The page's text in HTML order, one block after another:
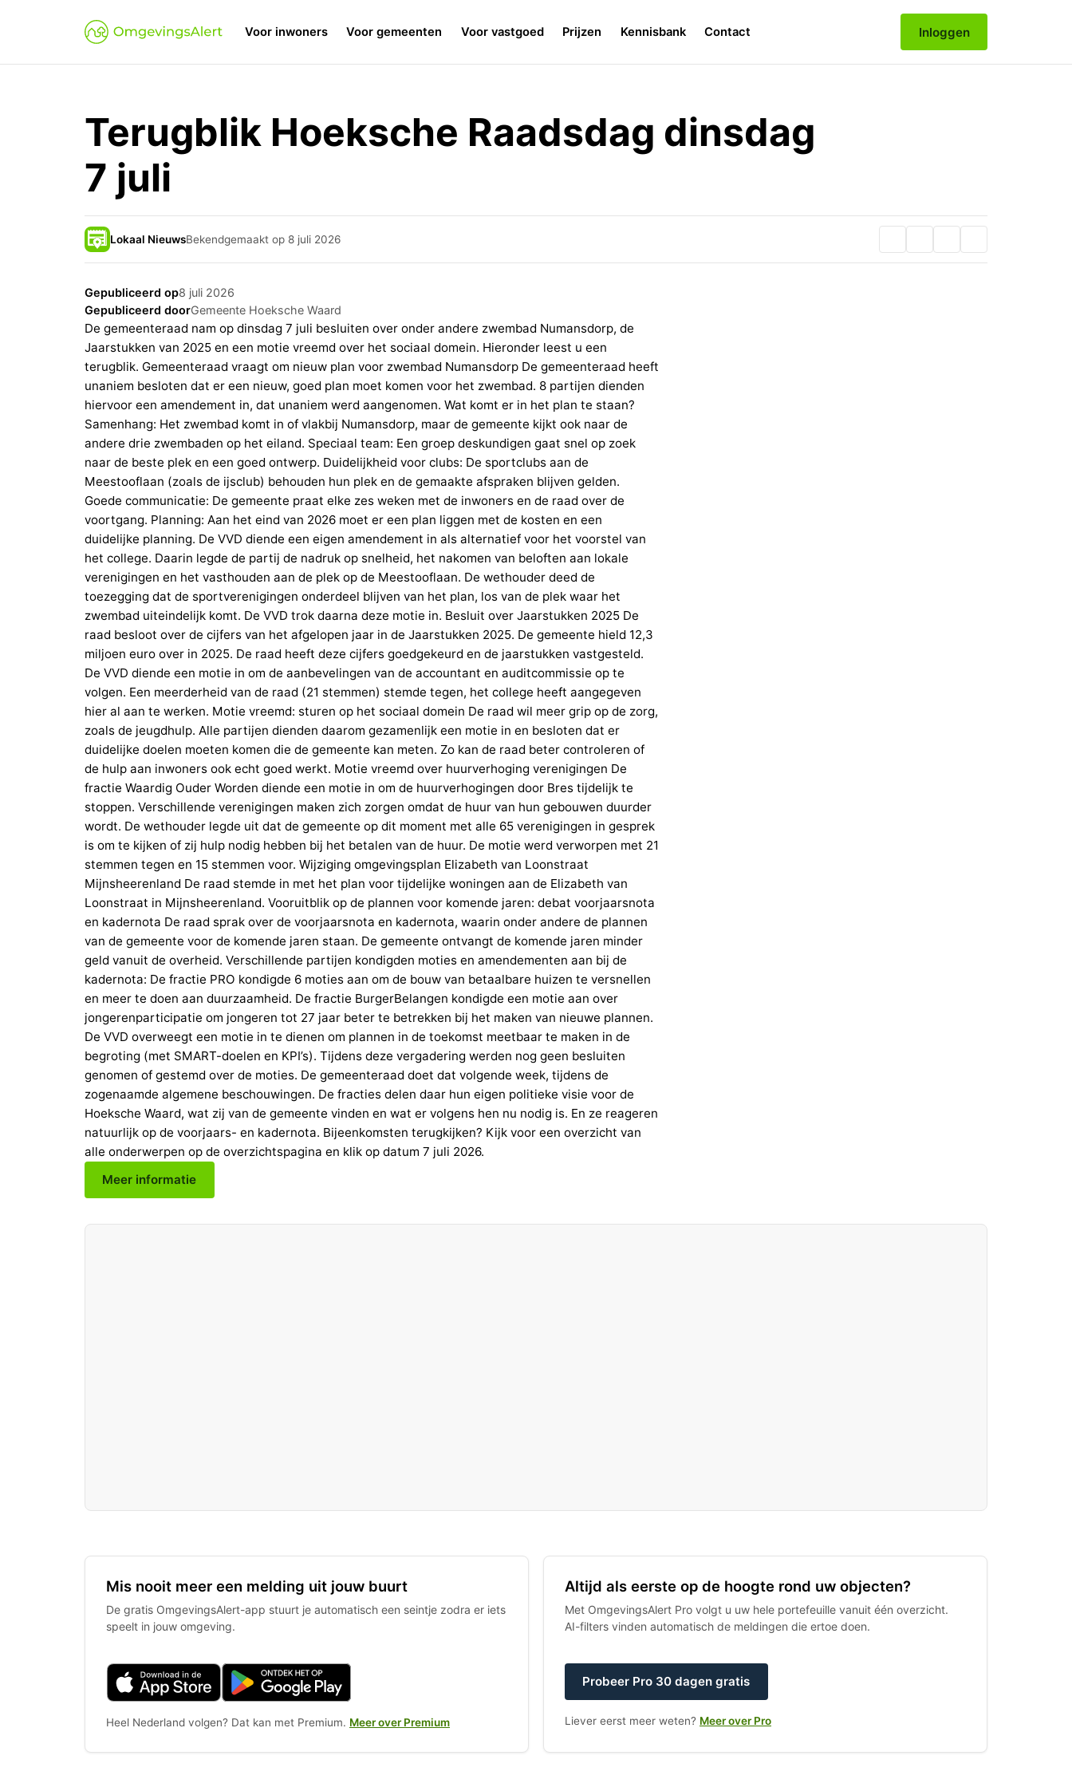
Voor inwoners Voor gemeenten Voor vastgoed Prijzen Kennisbank Contact Inloggen
Terugblik Hoeksche Raadsdag dinsdag
7 juli
Lokaal NieuwsBekendgemaakt op 8 juli 2026
Gepubliceerd op8 juli 2026
Gepubliceerd doorGemeente Hoeksche Waard
De gemeenteraad nam op dinsdag 7 juli besluiten over onder andere zwembad Numansdorp, de
Jaarstukken van 2025 en een motie vreemd over het sociaal domein. Hieronder leest u een
terugblik. Gemeenteraad vraagt om nieuw plan voor zwembad Numansdorp De gemeenteraad heeft
unaniem besloten dat er een nieuw, goed plan moet komen voor het zwembad. 8 partijen dienden
hiervoor een amendement in, dat unaniem werd aangenomen. Wat komt er in het plan te staan?
Samenhang: Het zwembad komt in of vlakbij Numansdorp, maar de gemeente kijkt ook naar de
andere drie zwembaden op het eiland. Speciaal team: Een groep deskundigen gaat snel op zoek
naar de beste plek en een goed ontwerp. Duidelijkheid voor clubs: De sportclubs aan de
Meestooflaan (zoals de ijsclub) behouden hun plek en de gemaakte afspraken blijven gelden.
Goede communicatie: De gemeente praat elke zes weken met de inwoners en de raad over de
voortgang. Planning: Aan het eind van 2026 moet er een plan liggen met de kosten en een
duidelijke planning. De VVD diende een eigen amendement in als alternatief voor het voorstel van
het college. Daarin legde de partij de nadruk op snelheid, het nakomen van beloften aan lokale
verenigingen en het vasthouden aan de plek op de Meestooflaan. De wethouder deed de
toezegging dat de sportverenigingen onderdeel blijven van het plan, los van de plek waar het
zwembad uiteindelijk komt. De VVD trok daarna deze motie in. Besluit over Jaarstukken 2025 De
raad besloot over de cijfers van het afgelopen jaar in de Jaarstukken 2025. De gemeente hield 12,3
miljoen euro over in 2025. De raad heeft deze cijfers goedgekeurd en de jaarstukken vastgesteld.
De VVD diende een motie in om de aanbevelingen van de accountant en auditcommissie op te
volgen. Een meerderheid van de raad (21 stemmen) stemde tegen, het college heeft aangegeven
hier al aan te werken. Motie vreemd: sturen op het sociaal domein De raad wil meer grip op de zorg,
zoals de jeugdhulp. Alle partijen dienden daarom gezamenlijk een motie in en besloten dat er
duidelijke doelen moeten komen die de gemeente kan meten. Zo kan de raad beter controleren of
de hulp aan inwoners ook echt goed werkt. Motie vreemd over huurverhoging verenigingen De
fractie Waardig Ouder Worden diende een motie in om de huurverhogingen door Bres tijdelijk te
stoppen. Verschillende verenigingen maken zich zorgen omdat de huur van hun gebouwen duurder
wordt. De wethouder legde uit dat de gemeente op dit moment met alle 65 verenigingen in gesprek
is om te kijken of zij hulp nodig hebben bij het betalen van de huur. De motie werd verworpen met 21
stemmen tegen en 15 stemmen voor. Wijziging omgevingsplan Elizabeth van Loonstraat
Mijnsheerenland De raad stemde in met het plan voor tijdelijke woningen aan de Elizabeth van
Loonstraat in Mijnsheerenland. Vooruitblik op de plannen voor komende jaren: debat voorjaarsnota
en kadernota De raad sprak over de voorjaarsnota en kadernota, waarin onder andere de plannen
van de gemeente voor de komende jaren staan. De gemeente ontvangt de komende jaren minder
geld vanuit de overheid. Verschillende partijen kondigden moties en amendementen aan bij de
kadernota: De fractie PRO kondigde 6 moties aan om de bouw van betaalbare huizen te versnellen
en meer te doen aan duurzaamheid. De fractie BurgerBelangen kondigde een motie aan over
jongerenparticipatie om jongeren tot 27 jaar beter te betrekken bij het maken van nieuwe plannen.
De VVD overweegt een motie in te dienen om plannen in de toekomst meetbaar te maken in de
begroting (met SMART-doelen en KPI’s). Tijdens deze vergadering werden nog geen besluiten
genomen of gestemd over de moties. De gemeenteraad doet dat volgende week, tijdens de
zogenaamde algemene beschouwingen. De fracties delen daar hun eigen politieke visie voor de
Hoeksche Waard, wat zij van de gemeente vinden en wat er volgens hen nu nodig is. En ze reageren
natuurlijk op de voorjaars- en kadernota. Bijeenkomsten terugkijken? Kijk voor een overzicht van
alle onderwerpen op de overzichtspagina en klik op datum 7 juli 2026.
Meer informatie
Mis nooit meer een melding uit jouw buurt
De gratis OmgevingsAlert-app stuurt je automatisch een seintje zodra er iets
speelt in jouw omgeving.
Heel Nederland volgen? Dat kan met Premium. Meer over Premium
Altijd als eerste op de hoogte rond uw objecten?
Met OmgevingsAlert Pro volgt u uw hele portefeuille vanuit één overzicht.
AI-filters vinden automatisch de meldingen die ertoe doen.
Probeer Pro 30 dagen gratis
Liever eerst meer weten? Meer over Pro